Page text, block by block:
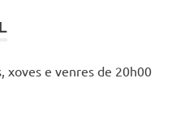
xoves e venres de 20h00